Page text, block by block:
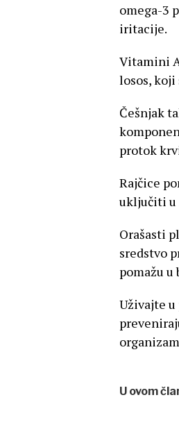
omega-3
iritacije.
Vitamini
losos, koji
Češnjak
protok
Rajčice
uključiti u
Orašasti
sredstvo
pomažu
Uživajte
U ovom